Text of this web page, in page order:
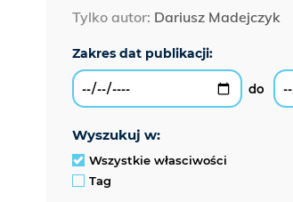
Tylko autor: Dariusz Madejczyk
wyszukuj w:
Wszystkie własciwości
Tag